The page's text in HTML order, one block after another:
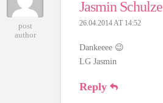
post
author
Jasmin Schulze
26.04.2014 AT 14:52
Dankeeee 😉
LG Jasmin
Reply